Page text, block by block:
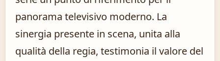
panorama televisivo moderno. La
sinergia presente in scena, unita alla
qualità della regia, testimonia il valore del